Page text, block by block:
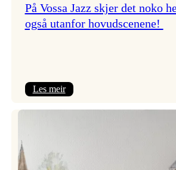
På Vossa Jazz skjer det noko
også utanfor hovudscenene!
Les meir: